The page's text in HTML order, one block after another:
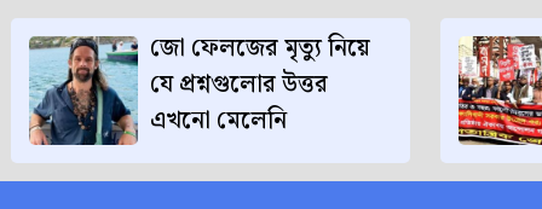
জো ফেলজের মৃত্যু নিয়ে
যে প্রশ্নগুলোর উত্তর
এখনো মেলেনি